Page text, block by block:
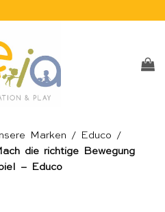
Marken / Educo /
die richtige Bewegung
– Educo